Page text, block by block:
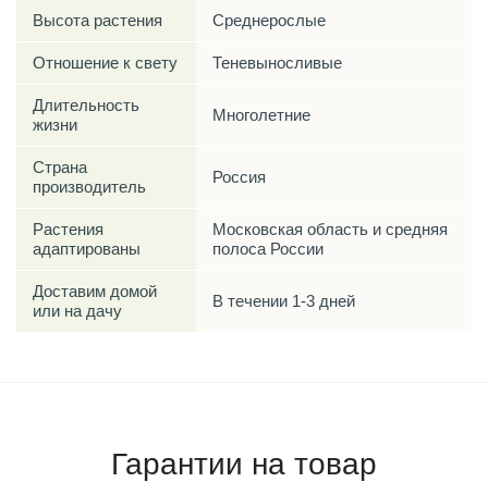
Высота растения Среднерослые
Отношение к свету Теневыносливые
Длительность
жизни
Многолетние
Страна
производитель
Россия
Растения
адаптированы
Московская область и средняя
полоса России
Доставим домой
или на дачу
В течении 1-3 дней
Гарантии на товар